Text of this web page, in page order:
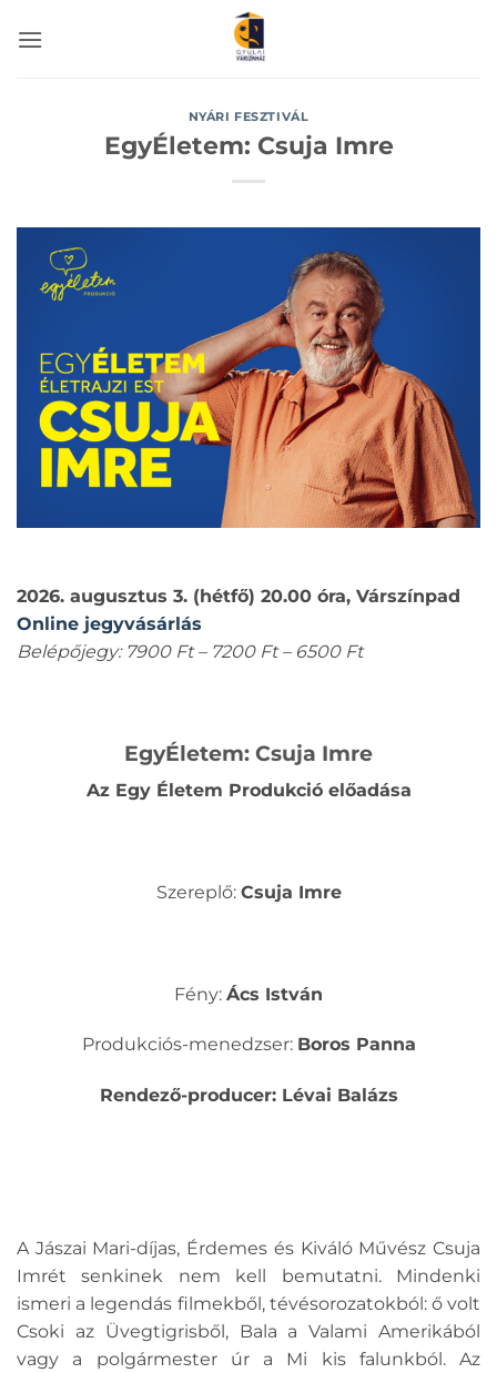
NYÁRI FESZTIVÁL
EgyÉletem: Csuja Imre
2026. augusztus 3. (hétfő) 20.00 óra, Várszínpad
Online jegyvásárlás
Belépőjegy: 7900 Ft – 7200 Ft – 6500 Ft
EgyÉletem: Csuja Imre
Az Egy Életem Produkció előadása
Szereplő: Csuja Imre
Fény: Ács István
Produkciós-menedzser: Boros Panna
Rendező-producer: Lévai Balázs
A Jászai Mari-díjas, Érdemes és Kiváló Művész Csuja
Imrét senkinek nem kell bemutatni. Mindenki
ismeri a legendás filmekből, tévésorozatokból: ő volt
Csoki az Üvegtigrisből, Bala a Valami Amerikából
vagy a polgármester úr a Mi kis falunkból. Az